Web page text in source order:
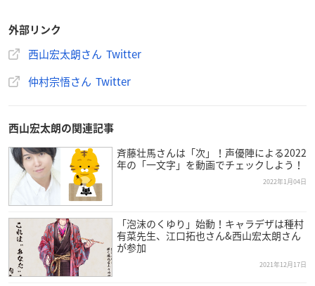
外部リンク
西山宏太朗さん Twitter
仲村宗悟さん Twitter
西山宏太朗の関連記事
斉藤壮馬さんは「次」！声優陣による2022
年の「一文字」を動画でチェックしよう！
2022年1月04日
「泡沫のくゆり」始動！キャラデザは種村
有菜先生、江口拓也さん&西山宏太朗さん
が参加
2021年12月17日